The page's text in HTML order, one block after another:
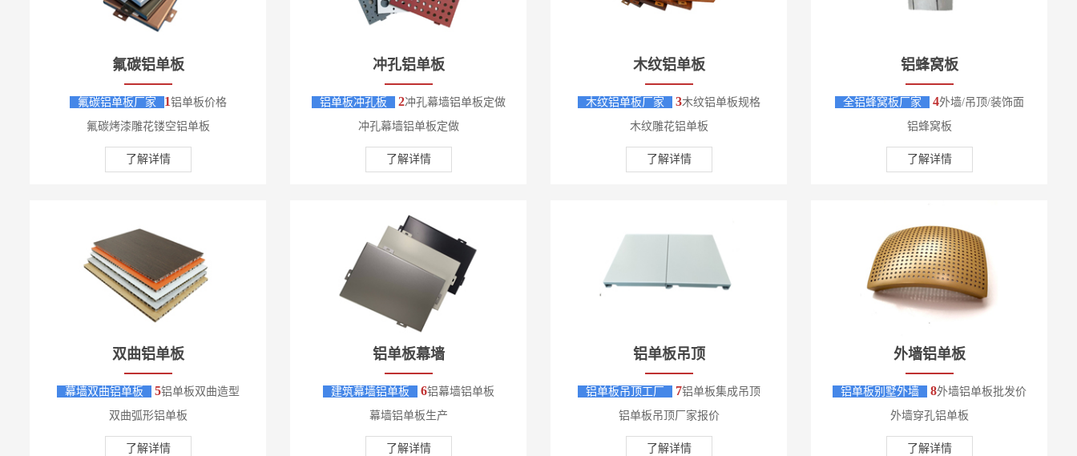
氟碳铝单板
氟碳铝单板厂家 1铝单板价格
氟碳烤漆雕花镂空铝单板
了解详情
冲孔铝单板
铝单板冲孔板 2冲孔幕墙铝单板定做
冲孔幕墙铝单板定做
了解详情
木纹铝单板
木纹铝单板厂家 3木纹铝单板规格
木纹雕花铝单板
了解详情
铝蜂窝板
全铝蜂窝板厂家 4外墙/吊顶/装饰面
铝蜂窝板
了解详情
双曲铝单板
幕墙双曲铝单板 5铝单板双曲造型
双曲弧形铝单板
了解详情
铝单板幕墙
建筑幕墙铝单板 6铝幕墙铝单板
幕墙铝单板生产
了解详情
铝单板吊顶
铝单板吊顶工厂 7铝单板集成吊顶
铝单板吊顶厂家报价
了解详情
外墙铝单板
铝单板别墅外墙 8外墙铝单板批发价
外墙穿孔铝单板
了解详情